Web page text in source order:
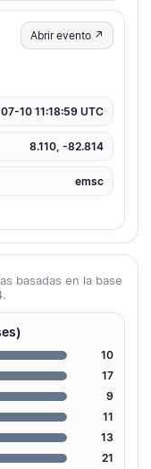
Abrir evento ↗
10 11:18:59 UTC
8.110, -82.814
emsc
basadas en la base
10
17
9
11
13
21